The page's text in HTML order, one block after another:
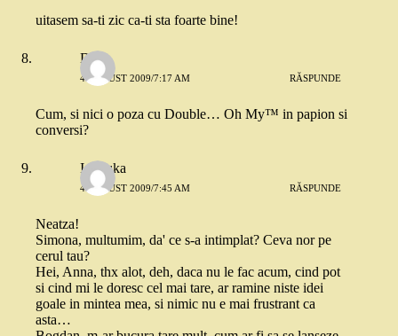
uitasem sa-ti zic ca-ti sta foarte bine!
Dan
4 AUGUST 2009/7:17 AM RĂSPUNDE
Cum, si nici o poza cu Double… Oh My™ in papion si
conversi?
Ionouka
4 AUGUST 2009/7:45 AM RĂSPUNDE
Neatza!
Simona, multumim, da' ce s-a intimplat? Ceva nor pe
cerul tau?
Hei, Anna, thx alot, deh, daca nu le fac acum, cind pot
si cind mi le doresc cel mai tare, ar ramine niste idei
goale in mintea mea, si nimic nu e mai frustrant ca
asta…